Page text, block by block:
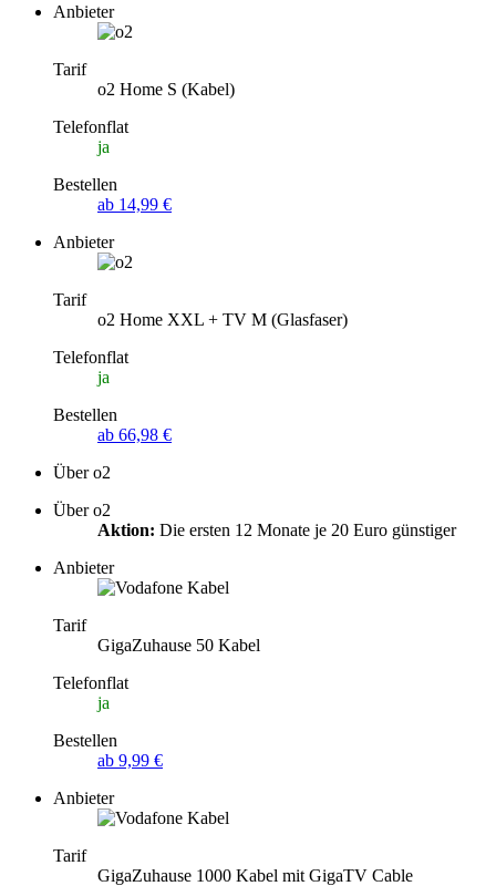
Anbieter
Tarif
o2 Home S (Kabel)
Telefonflat
ja
Bestellen
ab 14,99 €
Anbieter
Tarif
o2 Home XXL + TV M (Glasfaser)
Telefonflat
ja
Bestellen
ab 66,98 €
Über o2
Über o2
Aktion: Die ersten 12 Monate je 20 Euro günstiger
Anbieter
Tarif
GigaZuhause 50 Kabel
Telefonflat
ja
Bestellen
ab 9,99 €
Anbieter
Tarif
GigaZuhause 1000 Kabel mit GigaTV Cable